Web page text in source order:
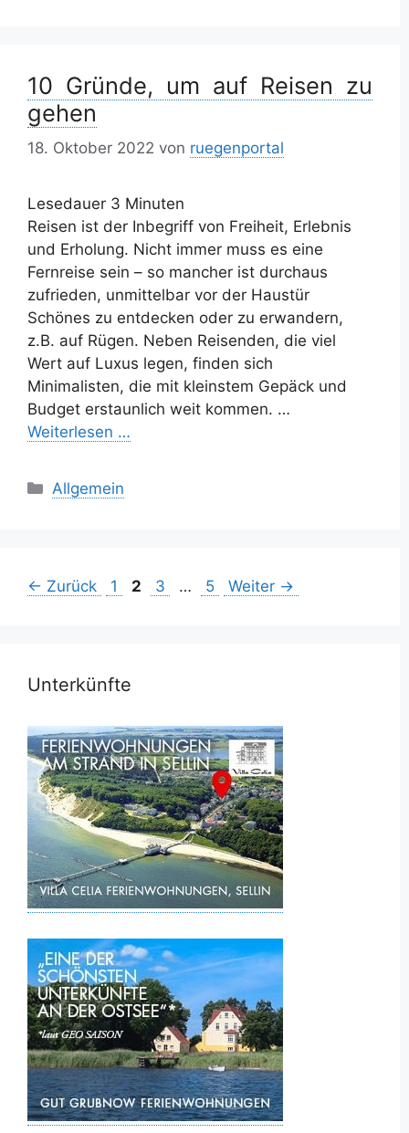
10 Gründe, um auf Reisen zu
gehen
18. Oktober 2022 von ruegenportal
Lesedauer 3 Minuten
Reisen ist der Inbegriff von Freiheit, Erlebnis
und Erholung. Nicht immer muss es eine
Fernreise sein – so mancher ist durchaus
zufrieden, unmittelbar vor der Haustür
Schönes zu entdecken oder zu erwandern,
z.B. auf Rügen. Neben Reisenden, die viel
Wert auf Luxus legen, finden sich
Minimalisten, die mit kleinstem Gepäck und
Budget erstaunlich weit kommen. …
Weiterlesen …
Kategorien
Allgemein
← Zurück Seite
1 Seite
2 Seite
3 … Seite
5 Weiter →
Unterkünfte